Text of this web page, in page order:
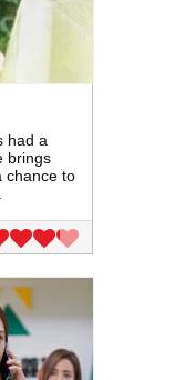
had a
brings
chance to